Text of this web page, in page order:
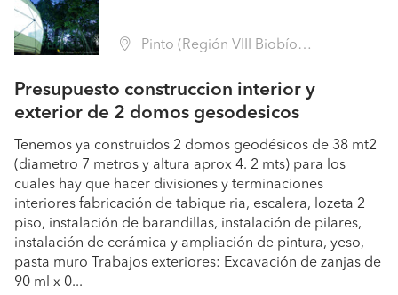
Pinto (Región VIII Biobío - Ñuble)
Presupuesto construccion interior y
exterior de 2 domos gesodesicos
Tenemos ya construidos 2 domos geodésicos de 38 mt2
(diametro 7 metros y altura aprox 4. 2 mts) para los
cuales hay que hacer divisiones y terminaciones
interiores fabricación de tabique ria, escalera, lozeta 2
piso, instalación de barandillas, instalación de pilares,
instalación de cerámica y ampliación de pintura, yeso,
pasta muro Trabajos exteriores: Excavación de zanjas de
90 ml x 0...